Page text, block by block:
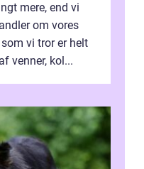
mere, end vi
om vores
vi tror er helt
venner, kol...